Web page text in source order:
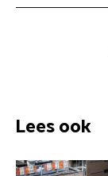
Lees ook